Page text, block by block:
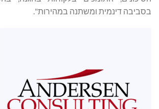
בסביבה דינמית ומשתנה במהירות".